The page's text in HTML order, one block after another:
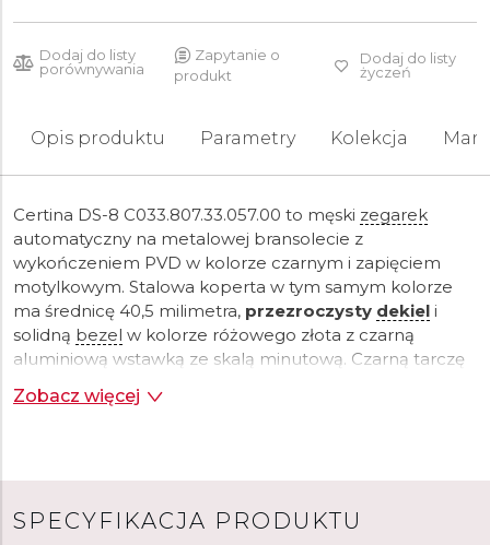
Dodaj do listy
porównywania
Zapytanie o
produkt
Dodaj do listy
życzeń
Opis produktu Parametry Kolekcja
Certina DS-8 C033.807.33.057.00 to męski zegarek
automatyczny na metalowej bransolecie z
wykończeniem PVD w kolorze czarnym i zapięciem
motylkowym. Stalowa koperta w tym samym kolorze
ma średnicę 40,5 milimetra, przezroczysty dekiel i
solidną bezel w kolorze różowego złota z czarną
aluminiową wstawką ze skalą minutową. Czarną tarczę
powłoką antyrefleksyjną
luminescencyjnąSuper-LumiNova®, która gwarantuje
oświetlenia. Zegareknapędzany jest mechanizmem
Zobacz więcej
SPECYFIKACJA PRODUKTU